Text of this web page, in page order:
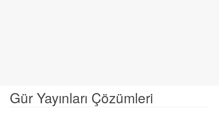
Gür Yayınları Çözümleri